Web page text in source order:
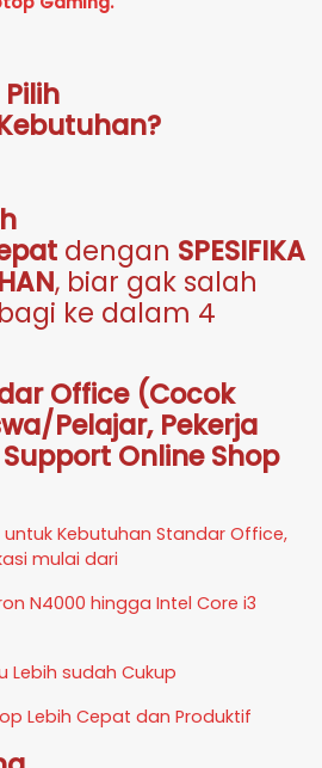
dengan SPESIFIKA
, biar gak salah
ke dalam 4
Office (Cocok
Pelajar, Pekerja
Online Shop
Kebutuhan Standar Office,
mulai dari
N4000 hingga Intel Core i3
Lebih sudah Cukup
Lebih Cepat dan Produktif